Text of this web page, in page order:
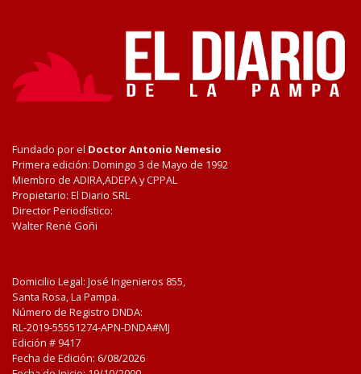
Fundado por el Doctor Antonio Nemesio
Primera edición: Domingo 3 de Mayo de 1992
Miembro de ADIRA,ADEPA y CPPAL
Propietario: El Diario SRL
Director Periodístico:
Walter René Goñi
Domicilio Legal: José Ingenieros 855,
Santa Rosa, La Pampa.
Número de Registro DNDA:
RL-2019-55551274-APN-DNDA#MJ
Edición # 9417
Fecha de Edición: 6/08/2026